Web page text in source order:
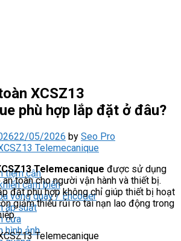
tiệm cận
cảm biến
vòng quay / Encoder
áp suất
cửa
hình ảnh
XCSZ13
phù hợp lắp đặt ở đâu?
22/05/2026 by Seo Pro
Telemecanique được sử dụng
toàn cho người vận hành và thiết bị.
đặt phù hợp không chỉ giúp thiết bị hoạt
giảm thiểu rủi ro tai nạn lao động trong